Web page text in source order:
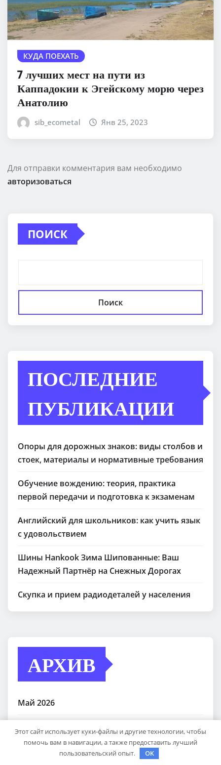
КУДА ПОЕХАТЬ
7 лучших мест на пути из
Каппадокии к Эгейскому морю через
Анатолию
sib_ecometal Янв 25, 2023
Для отправки комментария вам необходимо
авторизоваться
ПОИСК
Поиск
ПОСЛЕДНИЕ
ПУБЛИКАЦИИ
Опоры для дорожных знаков: виды столбов и
стоек, материалы и нормативные требования
Обучение вождению: теория, практика
первой передачи и подготовка к экзаменам
Английский для школьников: как учить язык
с удовольствием
Шины Hankook Зима Шипованные: Ваш
Надежный Партнёр на Снежных Дорогах
Скупка и прием радиодеталей у населения
АРХИВ
Май 2026
Апрель 2026
Декабрь 2025
Этот сайт использует куки-файлы и другие технологии, чтобы
помочь вам в навигации, а также предоставить лучший
пользовательский опыт.
OK